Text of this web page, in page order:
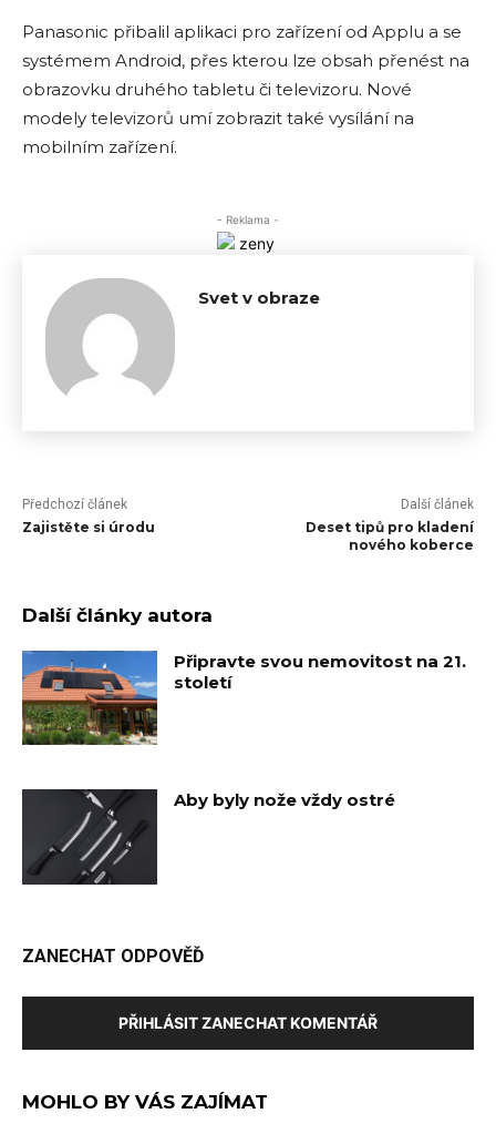
Panasonic přibalil aplikaci pro zařízení od Applu a se
systémem Android, přes kterou lze obsah přenést na
obrazovku druhého tabletu či televizoru. Nové
modely televizorů umí zobrazit také vysílání na
mobilním zařízení.
- Reklama -
Svet v obraze
Předchozí článek
Zajistěte si úrodu
Další článek
Deset tipů pro kladení
nového koberce
Další články autora
Připravte svou nemovitost na 21.
století
Aby byly nože vždy ostré
ZANECHAT ODPOVĚĎ
PŘIHLÁSIT ZANECHAT KOMENTÁŘ
MOHLO BY VÁS ZAJÍMAT